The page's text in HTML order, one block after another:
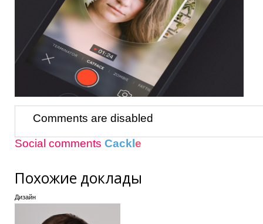
Comments are disabled
Social comments Cackl e
Похожие доклады
Дизайн